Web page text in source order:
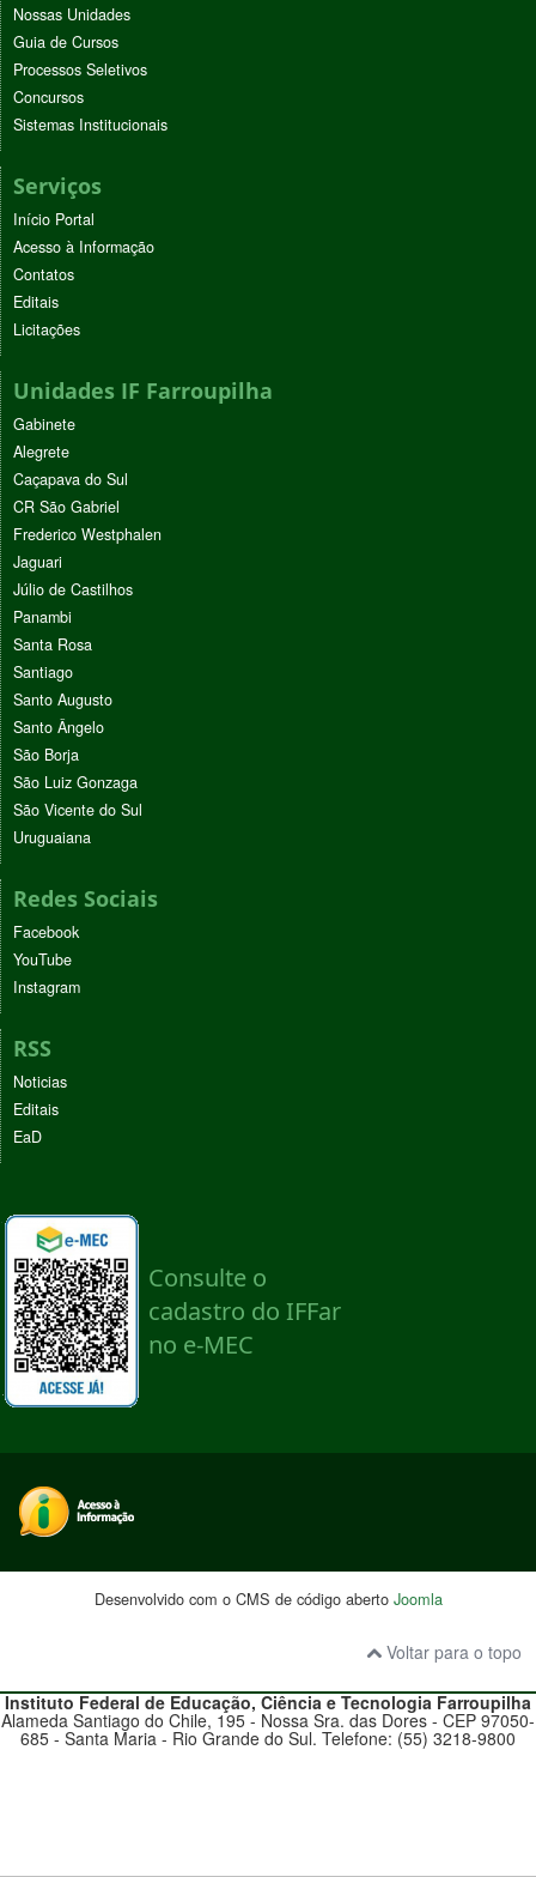
Nossas Unidades
Guia de Cursos
Processos Seletivos
Concursos
Sistemas Institucionais
Serviços
Início Portal
Acesso à Informação
Contatos
Editais
Licitações
Unidades IF Farroupilha
Gabinete
Alegrete
Caçapava do Sul
CR São Gabriel
Frederico Westphalen
Jaguari
Júlio de Castilhos
Panambi
Santa Rosa
Santiago
Santo Augusto
Santo Ângelo
São Borja
São Luiz Gonzaga
São Vicente do Sul
Uruguaiana
Redes Sociais
Facebook
YouTube
Instagram
RSS
Noticias
Editais
EaD
Desenvolvido com o CMS de código aberto Joomla
Voltar para o topo
Instituto Federal de Educação, Ciência e Tecnologia Farroupilha
Alameda Santiago do Chile, 195 - Nossa Sra. das Dores - CEP 97050-
685 - Santa Maria - Rio Grande do Sul. Telefone: (55) 3218-9800